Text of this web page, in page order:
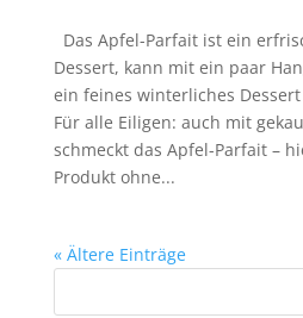
Das Apfel-Parfait ist ein
Dessert, kann mit ein paar
ein feines winterliches
Für alle Eiligen: auch mit
schmeckt das Apfel-Parfait –
Produkt ohne...
« Ältere Einträge